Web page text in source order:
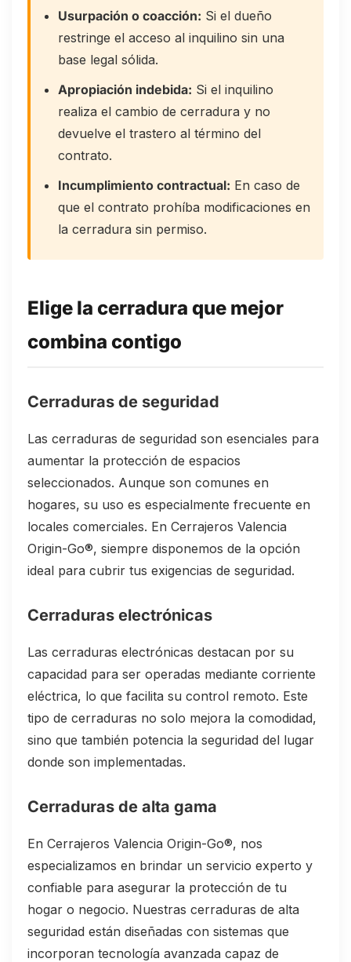
Usurpación o coacción: Si el dueño
restringe el acceso al inquilino sin una
base legal sólida.
Apropiación indebida: Si el inquilino
realiza el cambio de cerradura y no
devuelve el trastero al término del
contrato.
Incumplimiento contractual: En caso de
que el contrato prohíba modificaciones en
la cerradura sin permiso.
Elige la cerradura que mejor
combina contigo
Cerraduras de seguridad
Las cerraduras de seguridad son esenciales para
aumentar la protección de espacios
seleccionados. Aunque son comunes en
hogares, su uso es especialmente frecuente en
locales comerciales. En Cerrajeros Valencia
Origin-Go®, siempre disponemos de la opción
ideal para cubrir tus exigencias de seguridad.
Cerraduras electrónicas
Las cerraduras electrónicas destacan por su
capacidad para ser operadas mediante corriente
eléctrica, lo que facilita su control remoto. Este
tipo de cerraduras no solo mejora la comodidad,
sino que también potencia la seguridad del lugar
donde son implementadas.
Cerraduras de alta gama
En Cerrajeros Valencia Origin-Go®, nos
especializamos en brindar un servicio experto y
confiable para asegurar la protección de tu
hogar o negocio. Nuestras cerraduras de alta
seguridad están diseñadas con sistemas que
incorporan tecnología avanzada capaz de